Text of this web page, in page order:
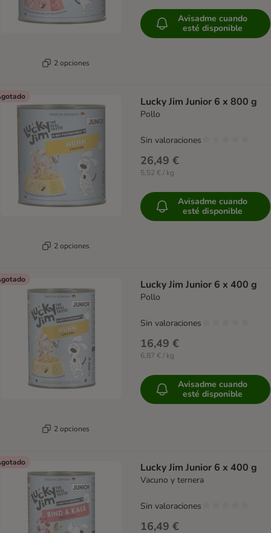
2 opciones
Avisadme cuando
esté disponible
2 opciones
Lucky Jim Junior 6 x 800 g
Pollo
26,49 €
5,52 € / kg
Sin valoraciones
Avisadme cuando
esté disponible
2 opciones
Lucky Jim Junior 6 x 400 g
Pollo
16,49 €
6,87 € / kg
Sin valoraciones
Avisadme cuando
esté disponible
Lucky Jim Junior 6 x 400 g
Vacuno y ternera
16,49 €
Sin valoraciones